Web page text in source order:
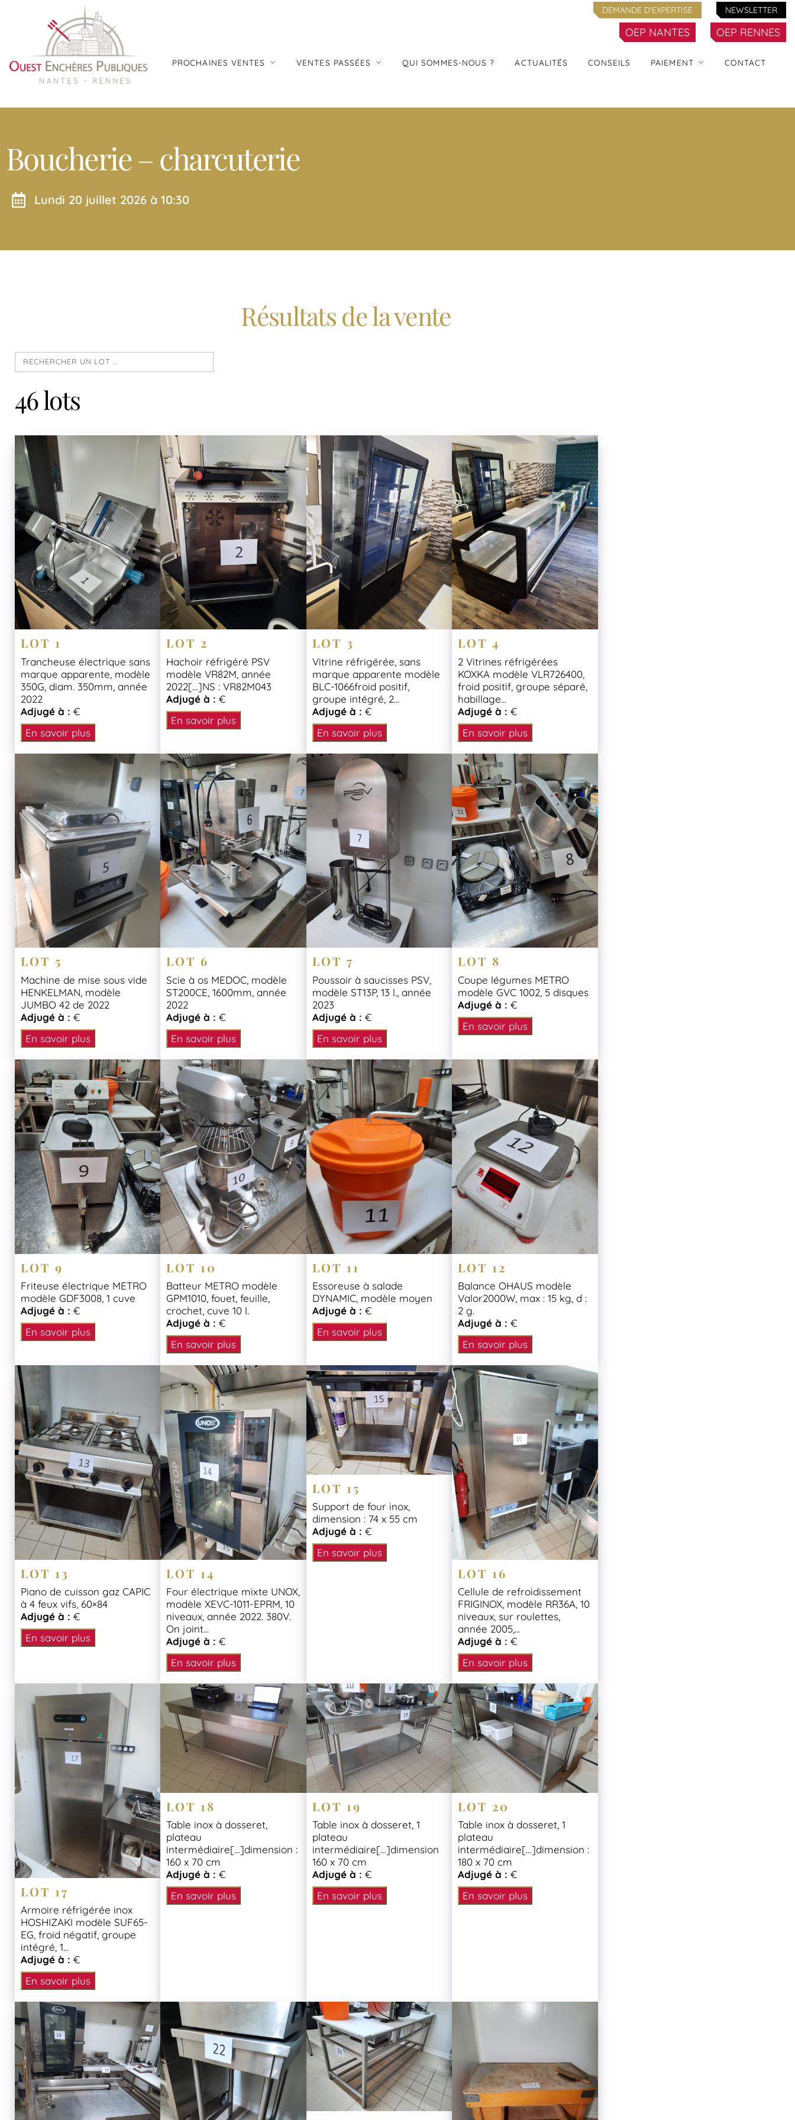
DEMANDE D'EXPERTISE NEWSLETTER
OEP NANTES OEP RENNES
PROCHAINES VENTES VENTES PASSÉES QUI SOMMES-NOUS ? ACTUALITÉS CONSEILS PAIEMENT CONTACT
Boucherie – charcuterie
lundi 20 juillet 2026 à 10:30
Résultats de la vente
46 lots
LOT 1
Trancheuse électrique sans
marque apparente, modèle
350G, diam. 350mm, année
2022
Adjugé à : €
En savoir plus
LOT 2
Hachoir réfrigéré PSV
modèle VR82M, année
2022[…]NS : VR82M043
Adjugé à :€
En savoir plus
LOT 3
Vitrine réfrigérée, sans
marque apparente modèle
BLC-1066froid positif,
groupe intégré, 2...
Adjugé à : €
En savoir plus
LOT 4
2 Vitrines réfrigérées
KOXKA modèle VLR726400,
froid positif, groupe séparé,
habillage...
Adjugé à :€
En savoir plus
LOT 5
Machine de mise sous vide
HENKELMAN, modèle
JUMBO 42 de 2022
Adjugé à : €
En savoir plus
LOT 6
Scie à os MEDOC, modèle
ST200CE, 1600mm, année
2022
Adjugé à :€
En savoir plus
LOT 7
Poussoir à saucisses PSV,
modèle ST13P, 13 l., année
2023
Adjugé à : €
En savoir plus
LOT 8
Coupe légumes METRO
modèle GVC 1002, 5 disques
Adjugé à :€
En savoir plus
LOT 9
Friteuse électrique METRO
modèle GDF3008, 1 cuve
Adjugé à : €
En savoir plus
LOT 10
Batteur METRO modèle
GPM1010, fouet, feuille,
crochet, cuve 10 l.
Adjugé à :€
En savoir plus
LOT 11
Essoreuse à salade
DYNAMIC, modèle moyen
Adjugé à : €
En savoir plus
LOT 12
Balance OHAUS modèle
Valor2000W, max : 15 kg, d :
2 g.
Adjugé à :€
En savoir plus
LOT 13
Piano de cuisson gaz CAPIC
à 4 feux vifs, 60×84
Adjugé à : €
En savoir plus
LOT 14
Four électrique mixte UNOX,
modèle XEVC-1011-EPRM, 10
niveaux, année 2022. 380V.
On joint...
Adjugé à :€
En savoir plus
LOT 15
Support de four inox,
dimension : 74 x 55 cm
Adjugé à : €
En savoir plus
LOT 16
Cellule de refroidissement
FRIGINOX, modèle RR36A, 10
niveaux, sur roulettes,
année 2005,...
Adjugé à :€
En savoir plus
LOT 17
Armoire réfrigérée inox
HOSHIZAKI modèle SUF65-
EG, froid négatif, groupe
intégré, 1...
Adjugé à : €
En savoir plus
LOT 18
Table inox à dosseret,
plateau
intermédiaire[…]dimension :
160 x 70 cm
Adjugé à :€
En savoir plus
LOT 19
Table inox à dosseret, 1
plateau
intermédiaire[…]dimension
160 x 70 cm
Adjugé à : €
En savoir plus
LOT 20
Table inox à dosseret, 1
plateau
intermédiaire[…]dimension :
180 x 70 cm
Adjugé à :€
En savoir plus